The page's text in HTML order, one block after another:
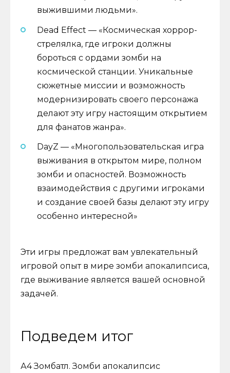
выжившими людьми».
Dead Effect — «Космическая хоррор-
стрелялка, где игроки должны
бороться с ордами зомби на
космической станции. Уникальные
сюжетные миссии и возможность
модернизировать своего персонажа
делают эту игру настоящим открытием
для фанатов жанра».
DayZ — «Многопользовательская игра
выживания в открытом мире, полном
зомби и опасностей. Возможность
взаимодействия с другими игроками
и создание своей базы делают эту игру
особенно интересной»
Эти игры предложат вам увлекательный
игровой опыт в мире зомби апокалипсиса,
где выживание является вашей основной
задачей.
Подведем итог
А4 Зомбатл. Зомби апокалипсис